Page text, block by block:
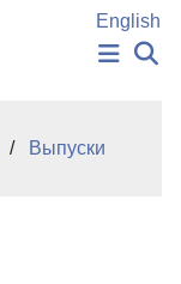
English
Выпуски